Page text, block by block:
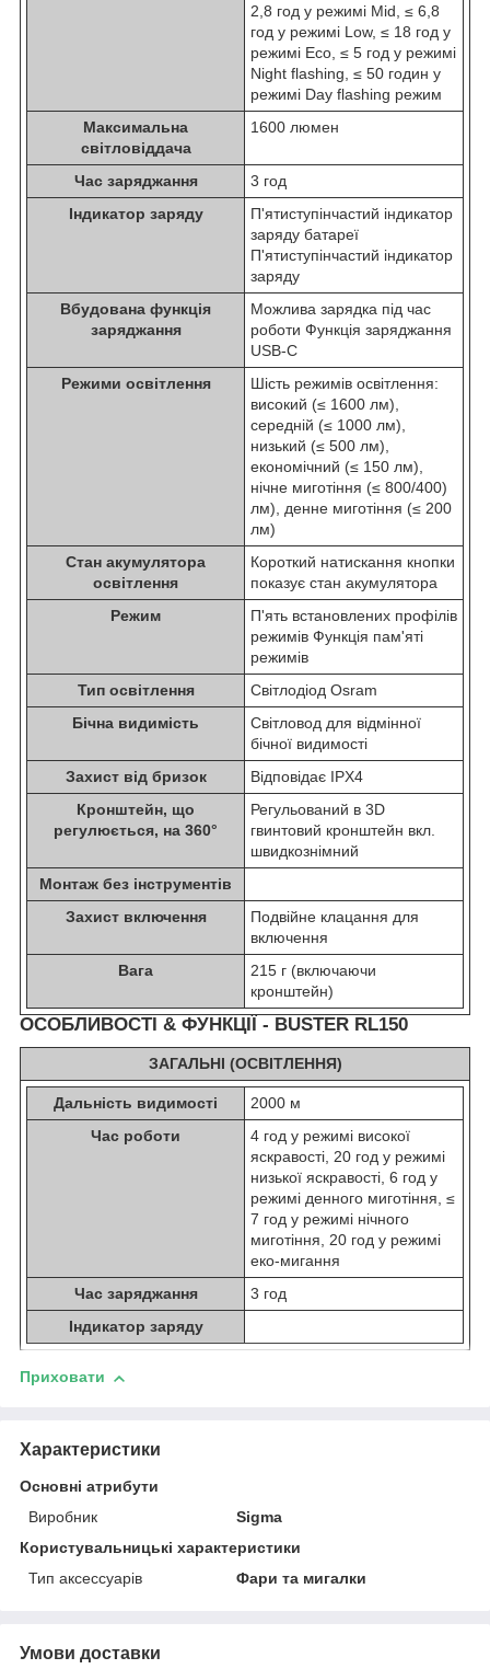
2,8 год у режимі Mid, ≤ 6,8
год у режимі Low, ≤ 18 год у
режимі Eco, ≤ 5 год у режимі
Night flashing, ≤ 50 годин у
режимі Day flashing режим
Максимальна
світловіддача
1600 люмен
Час заряджання
3 год
Індикатор заряду
П'ятиступінчастий індикатор
заряду батареї
П'ятиступінчастий індикатор
заряду
Вбудована функція
заряджання
Можлива зарядка під час
роботи Функція заряджання
USB-C
Режими освітлення
Шість режимів освітлення:
високий (≤ 1600 лм),
середній (≤ 1000 лм),
низький (≤ 500 лм),
економічний (≤ 150 лм),
нічне миготіння (≤ 800/400)
лм), денне миготіння (≤ 200
лм)
Стан акумулятора
освітлення
Короткий натискання кнопки
показує стан акумулятора
Режим
П'ять встановлених профілів
режимів Функція пам'яті
режимів
Тип освітлення
Світлодіод Osram
Бічна видимість
Світловод для відмінної
бічної видимості
Захист від бризок
Відповідає IPX4
Кронштейн, що
регулюється, на 360°
Регульований в 3D
гвинтовий кронштейн вкл.
швидкознімний
Монтаж без інструментів
Захист включення
Подвійне клацання для
включення
Вага
215 г (включаючи
кронштейн)
ОСОБЛИВОСТІ & ФУНКЦІЇ - BUSTER RL150
ЗАГАЛЬНІ (ОСВІТЛЕННЯ)
Дальність видимості
2000 м
Час роботи
4 год у режимі високої
яскравості, 20 год у режимі
низької яскравості, 6 год у
режимі денного миготіння, ≤
7 год у режимі нічного
миготіння, 20 год у режимі
еко-мигання
Час заряджання
3 год
Індикатор заряду
Приховати
Характеристики
Основні атрибути
Виробник
Sigma
Користувальницькі характеристики
Тип аксессуарів
Фари та мигалки
Умови доставки